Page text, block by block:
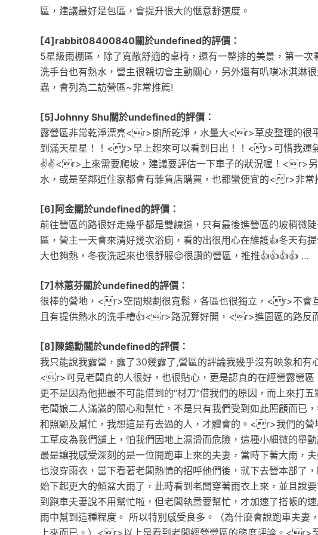
區，建議最好是包區，會提升很大的愜意舒適度。
[4]rabbit08400840關於undefined的評價：
5星級雨棚區，除了寬敞舒適的桌椅，還有一整排的美景，第一
洗手台也有熱水，營主很親切會主動關心，另外還有叭噗冰淇淋
蟲，會列為二訪營區~非常推薦!
[5]Johnny Shu關於undefined的評價：
露營區非常乾淨漂亮<r>廁所乾淨，水量大<r>草皮整理的很
到滿天星星！！<r>早上起來可以看到日出！！<r>可惜我運
✌️✌️<r>上來需要爬坡，建議要評估一下車子的狀況喔！<r>另
水，或是至鄰近住家都會有雜貨店購買，也都蠻便宜的<r>非常
[6]阿金關於undefined的評價：
前往營區的路很好走幾乎都是雙線道，只有最後進營區的坡稍微
區，營主一天會來清好幾次浴廁，看的出很用心在維護👍冬天有
大也夠熱，冬夜洗起來也很舒服😌很讚的營區，推推👍👍👍👍 …
[7]林蕙芬關於undefined的評價：
很棒的營地，<r>空間規劃很寬鬆，各區也很獨立，<r>不會
且有提供熱水的洗手槽👍<r>路況算好開，<r>進園區的路反
[8]陳錫勳關於undefined的評價：
我只能說我露營，露了30幾露了,營區的評論我幾乎沒有映象和有
<r>可見老闆真的人很好，也很貼心，更是認真的在經營露營區
更不是因為他把最不可能借到的“材刀”借我們的原因，而上來打
老闆娘二人滿滿的關心和幫忙，不是只有我們受到如此照顧而已
和照顧及幫忙，我想這是有去過的人，才體會的。<r>我們的
工草皮為我們舖上，怕我們因地上濕滑而危險，這種小細微的舉
最是讓我感受深刻的是一位開跑車上來的夫妻，當時下著大雨，
也沒穿雨衣，當下看著老闆熱情的招呼他們後，就下去營本部了
始下起更大的傾盆大雨了，此時看到老闆穿著雨衣上來，並且說
到跑車夫妻說不用幫忙啦，但老闆執意要幫忙，才加速了搭帳的
雨中幫到這種程度。 所以特別感受良多。（為什麼會說跑車夫妻
上來而已。）<r>以上是看到老闆經營營區的態度評論。